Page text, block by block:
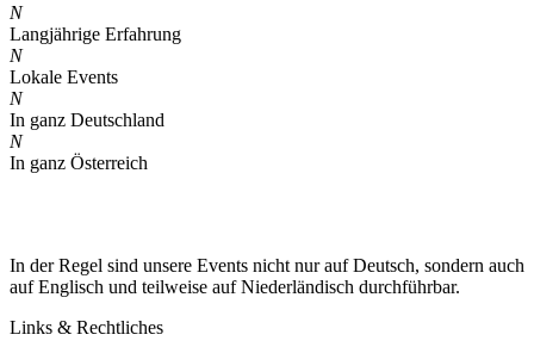
N
Langjährige Erfahrung
N
Lokale Events
N
In ganz Deutschland
N
In ganz Österreich
In der Regel sind unsere Events nicht nur auf Deutsch, sondern auch
auf Englisch und teilweise auf Niederländisch durchführbar.
Links & Rechtliches